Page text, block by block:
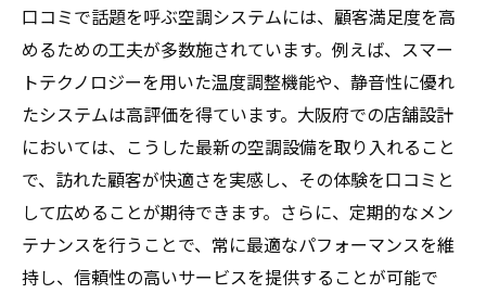
口コミで話題を呼ぶ空調システムには、顧客満足度を高
めるための工夫が多数施されています。例えば、スマー
トテクノロジーを用いた温度調整機能や、静音性に優れ
たシステムは高評価を得ています。大阪府での店舗設計
においては、こうした最新の空調設備を取り入れること
で、訪れた顧客が快適さを実感し、その体験を口コミと
して広めることが期待できます。さらに、定期的なメン
テナンスを行うことで、常に最適なパフォーマンスを維
持し、信頼性の高いサービスを提供することが可能で